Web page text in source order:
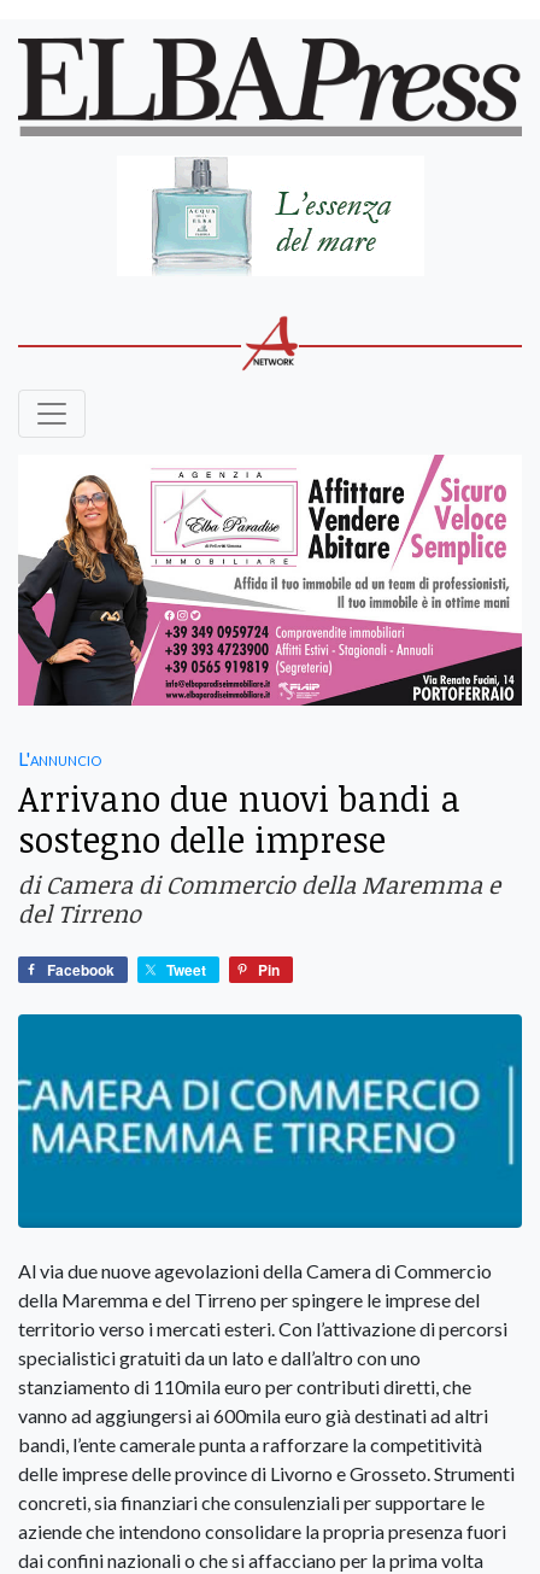
L'annuncio
Arrivano due nuovi bandi a
sostegno delle imprese
di Camera di Commercio della Maremma e
del Tirreno
Facebook Tweet Pin
Al via due nuove agevolazioni della Camera di Commercio
della Maremma e del Tirreno per spingere le imprese del
territorio verso i mercati esteri. Con l’attivazione di percorsi
specialistici gratuiti da un lato e dall’altro con uno
stanziamento di 110mila euro per contributi diretti, che
vanno ad aggiungersi ai 600mila euro già destinati ad altri
bandi, l’ente camerale punta a rafforzare la competitività
delle imprese delle province di Livorno e Grosseto. Strumenti
concreti, sia finanziari che consulenziali per supportare le
aziende che intendono consolidare la propria presenza fuori
dai confini nazionali o che si affacciano per la prima volta